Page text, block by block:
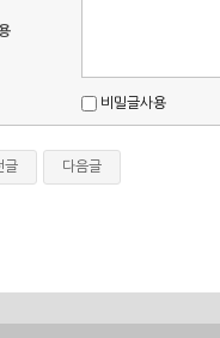
비밀글사용
글 다음글